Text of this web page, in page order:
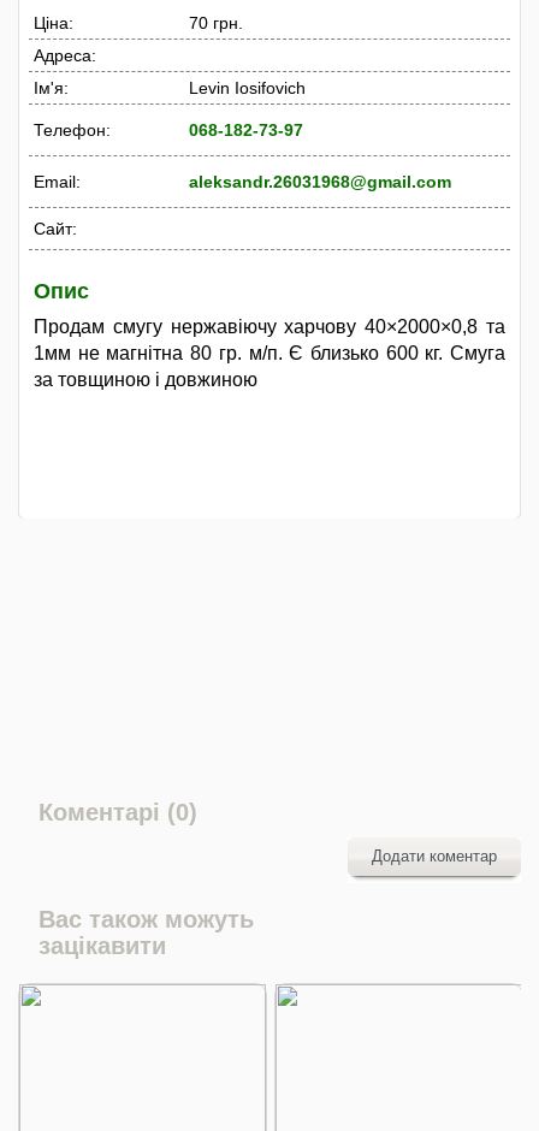
Ціна:
70 грн.
Адреса:
Ім'я:
Levin Iosifovich
Телефон: 068-182-73-97
Email: aleksandr.26031968@gmail.com
Сайт:
Опис
Продам смугу нержавіючу харчову 40×2000×0,8 та
1мм не магнітна 80 гр. м/п. Є близько 600 кг. Смуга
за товщиною і довжиною
Коментарі (0)
Додати коментар
Вас також можуть
зацікавити